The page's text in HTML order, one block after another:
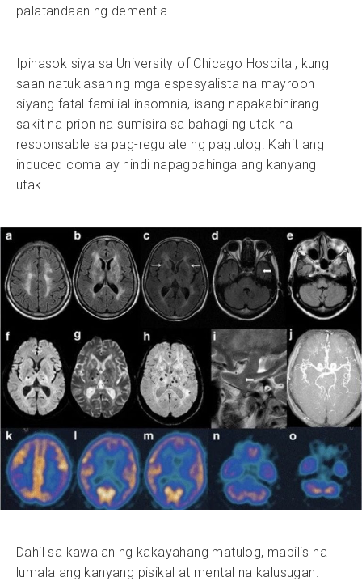
palatandaan ng dementia.
Ipinasok siya sa University of Chicago Hospital, kung
saan natuklasan ng mga espesyalista na mayroon
siyang fatal familial insomnia, isang napakabihirang
sakit na prion na sumisira sa bahagi ng utak na
responsable sa pag-regulate ng pagtulog. Kahit ang
induced coma ay hindi napagpahinga ang kanyang
utak.
Dahil sa kawalan ng kakayahang matulog, mabilis na
lumala ang kanyang pisikal at mental na kalusugan.